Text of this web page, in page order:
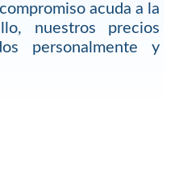
acuda a la
nuestros precios
personalmente y